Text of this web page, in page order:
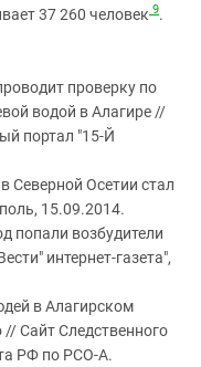
37 260 человек 9.
проверку по
водой в Алагире //
портал "15-Й
Северной Осетии стал
15.09.2014.
попали возбудители
интернет-газета",
в Алагирском
// Сайт Следственного
РФ по РСО-А.